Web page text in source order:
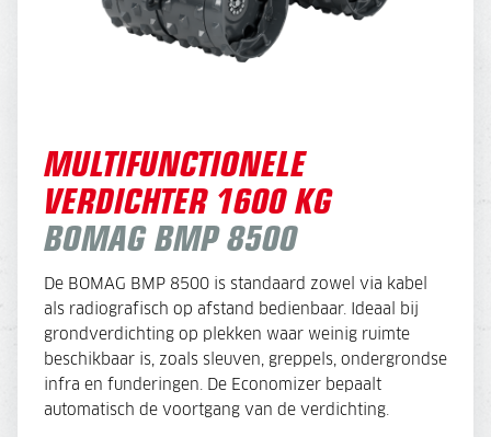
MULTIFUNCTIONELE
VERDICHTER 1600 KG
BOMAG BMP 8500
De BOMAG BMP 8500 is standaard zowel via kabel
als radiografisch op afstand bedienbaar. Ideaal bij
grondverdichting op plekken waar weinig ruimte
beschikbaar is, zoals sleuven, greppels, ondergrondse
infra en funderingen. De Economizer bepaalt
automatisch de voortgang van de verdichting.